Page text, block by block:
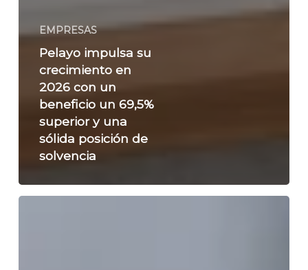
EMPRESAS
Pelayo impulsa su
crecimiento en
2026 con un
beneficio un 69,5%
superior y una
sólida posición de
solvencia